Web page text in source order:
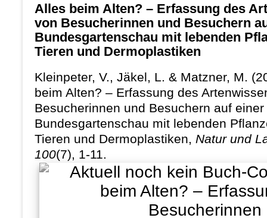
Alles beim Alten? – Erfassung des
von Besucherinnen und Besuchern
Bundesgartenschau mit lebenden
Tieren und Dermoplastiken
Kleinpeter, V., Jäkel, L. & Matzner, M.
beim Alten? – Erfassung des
Besucherinnen und Besuchern auf einer
Bundesgartenschau mit lebenden
Tieren und Dermoplastiken,
Natur und
100(7), 1-11.